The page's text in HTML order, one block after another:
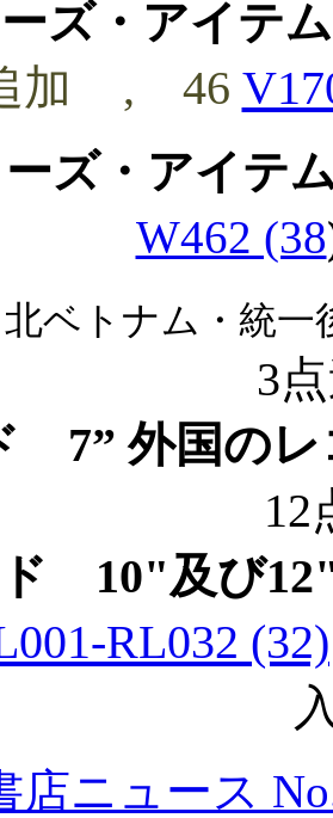
ズ・アイテ
加 , 46
ズ・アイテ
W462 (38
ベトナム・統一
3
7” 外国の
10"及び
RL032 (32)
店ニュース